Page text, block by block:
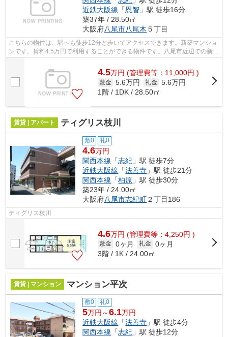
近鉄大阪線 「恩智 」駅 徒歩16分
築37年 / 28.50㎡
大阪府八尾市八尾木 ５丁目
こちらの物件は、駅へも徒歩12分と歩いてアクセスできます。新築マンショ
ンです。賃料4.5万円で利用することができる物件です。八尾市近辺での新居
4.5万円 (管理費等：11,000円 )
敷金 5.6万円 礼金 5.6万円
1階 / 1DK / 28.50㎡
賃貸 | アパート ティグリス枝川
敷0 礼0
4.6万円
関西本線 「志紀 」駅 徒歩7分
近鉄大阪線 「法善寺 」駅 徒歩21分
関西本線 「柏原 」駅 徒歩30分
築23年 / 24.00㎡
大阪府八尾市志紀町２丁目186
ティグリス枝川
4.6万円 (管理費等：4,250円 )
敷金 0ヶ月 礼金 0ヶ月
3階 / 1K / 24.00㎡
賃貸 | マンション マンション平次
敷0 礼0
5万円～6.1万円
近鉄大阪線 「法善寺 」駅 徒歩4分
関西本線 「志紀 」駅 徒歩12分